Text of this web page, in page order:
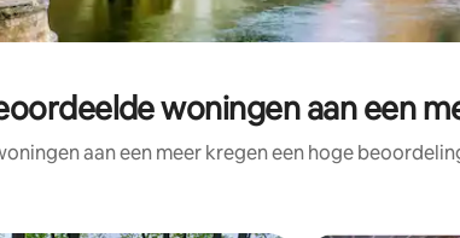
woningen aan een
aan een meer kregen een hoge